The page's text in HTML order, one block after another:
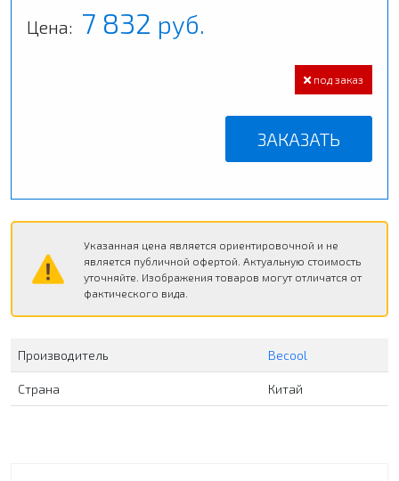
Цена: 7 832 руб.
под заказ
ЗАКАЗАТЬ
Указанная цена является ориентировочной и не
является публичной офертой. Актуальную стоимость
уточняйте. Изображения товаров могут отличатся от
фактического вида.
Производитель Becool
Страна Китай